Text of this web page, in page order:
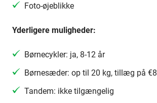
Foto-øjeblikke
Yderligere muligheder:
Børnecykler: ja, 8-12 år
Børnesæder: op til 20 kg, tillæg på €8
Tandem: ikke tilgængelig